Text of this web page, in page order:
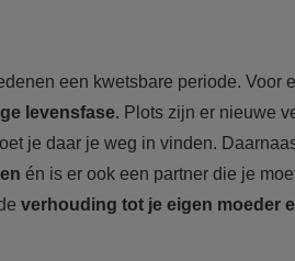
een kwetsbare periode. Voor
levensfase. Plots zijn er nieuwe
je daar je weg in vinden.
én is er ook een partner die je
verhouding tot je eigen moeder